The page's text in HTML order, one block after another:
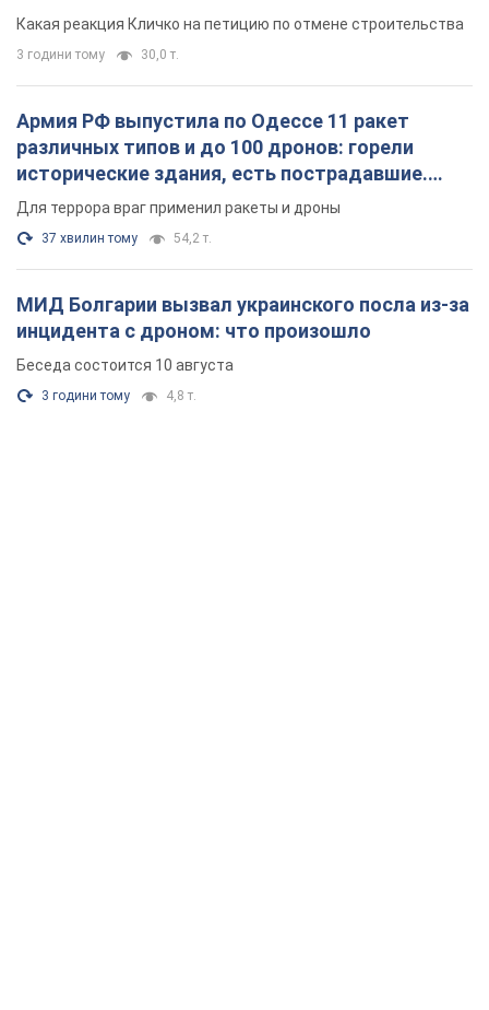
небоскреба "московского верующего"
Какая реакция Кличко на петицию по отмене строительства
3 години тому 30,0 т.
Армия РФ выпустила по Одессе 11 ракет
различных типов и до 100 дронов: горели
исторические здания, есть пострадавшие.
Фото и видео
Для террора враг применил ракеты и дроны
37 хвилин тому 54,2 т.
МИД Болгарии вызвал украинского посла из-за
инцидента с дроном: что произошло
Беседа состоится 10 августа
3 години тому 4,8 т.